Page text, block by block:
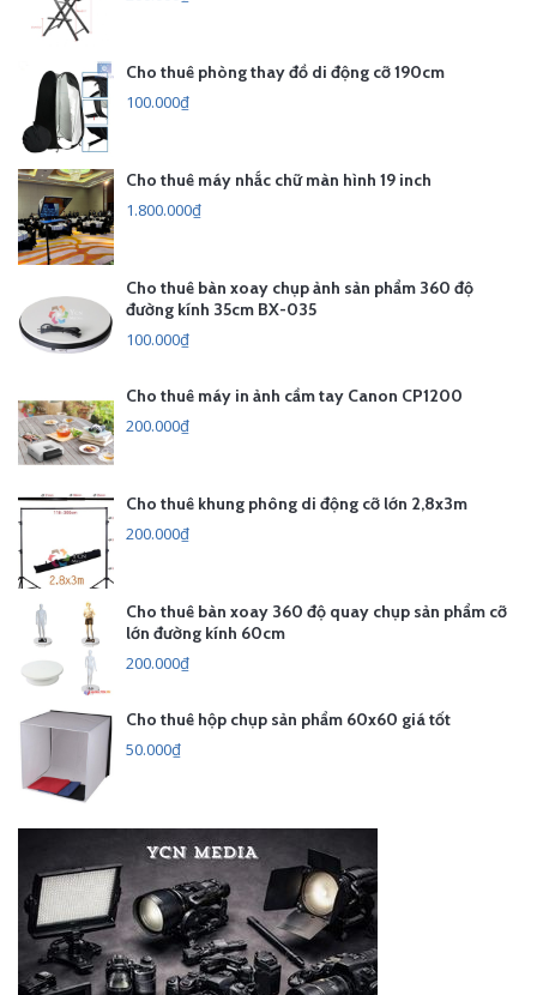
Cho thuê phòng thay đồ di động cỡ 190cm
100.000₫
Cho thuê máy nhắc chữ màn hình 19 inch
1.800.000₫
Cho thuê bàn xoay chụp ảnh sản phẩm 360 độ
đường kính 35cm BX-035
100.000₫
Cho thuê máy in ảnh cầm tay Canon CP1200
200.000₫
Cho thuê khung phông di động cỡ lớn 2,8x3m
200.000₫
Cho thuê bàn xoay 360 độ quay chụp sản phẩm cỡ
lớn đường kính 60cm
200.000₫
Cho thuê hộp chụp sản phẩm 60x60 giá tốt
50.000₫